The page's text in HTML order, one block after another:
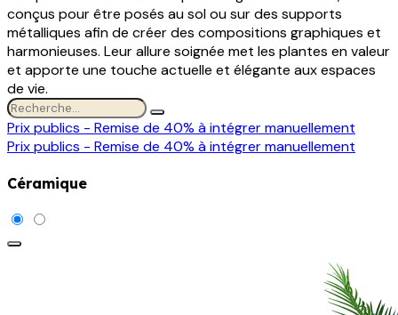
conçus pour être posés au sol ou sur des supports
métalliques afin de créer des compositions graphiques et
harmonieuses. Leur allure soignée met les plantes en valeur
et apporte une touche actuelle et élégante aux espaces
de vie.
Prix publics - Remise de 40% à intégrer manuellement
Prix publics - Remise de 40% à intégrer manuellement
Céramique